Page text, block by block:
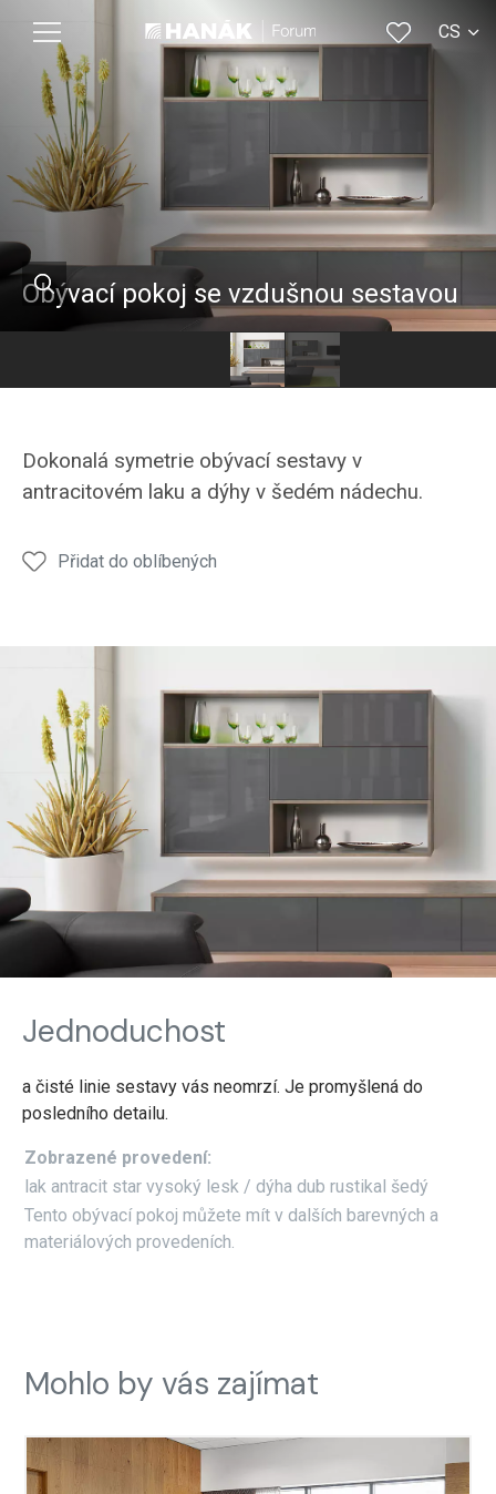
CS
Obývací pokoj se vzdušnou sestavou
obývací
pokoj
antracit
obývací
pokoj
antracit
Dokonalá symetrie obývací sestavy v
antracitovém laku a dýhy v šedém nádechu.
Přidat do oblíbených
Jednoduchost
a čisté linie sestavy vás neomrzí. Je promyšlená do
posledního detailu.
Zobrazené provedení:
lak antracit star vysoký lesk / dýha dub rustikal šedý
Tento obývací pokoj můžete mít v dalších barevných a
materiálových provedeních.
Mohlo by vás zajímat